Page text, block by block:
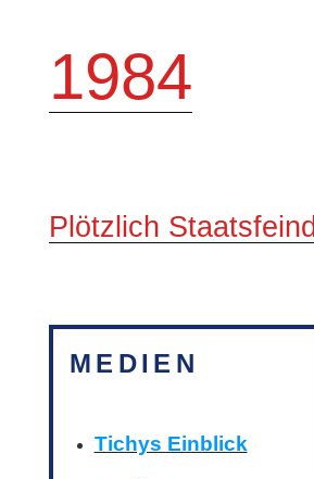
1984
Plötzlich Staatsfeind
MEDIEN
Tichys Einblick